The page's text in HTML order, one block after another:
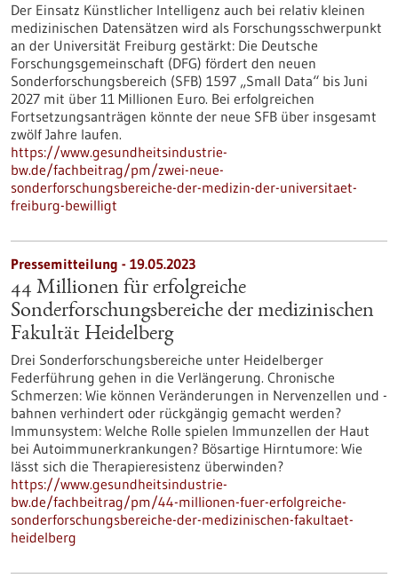
Der Einsatz Künstlicher Intelligenz auch bei relativ kleinen
medizinischen Datensätzen wird als Forschungsschwerpunkt
an der Universität Freiburg gestärkt: Die Deutsche
Forschungsgemeinschaft (DFG) fördert den neuen
Sonderforschungsbereich (SFB) 1597 „Small Data“ bis Juni
2027 mit über 11 Millionen Euro. Bei erfolgreichen
Fortsetzungsanträgen könnte der neue SFB über insgesamt
zwölf Jahre laufen.
https://www.gesundheitsindustrie-
bw.de/fachbeitrag/pm/zwei-neue-
sonderforschungsbereiche-der-medizin-der-universitaet-
freiburg-bewilligt
Pressemitteilung - 19.05.2023
44 Millionen für erfolgreiche
Sonderforschungsbereiche der medizinischen
Fakultät Heidelberg
Drei Sonderforschungsbereiche unter Heidelberger
Federführung gehen in die Verlängerung. Chronische
Schmerzen: Wie können Veränderungen in Nervenzellen und -
bahnen verhindert oder rückgängig gemacht werden?
Immunsystem: Welche Rolle spielen Immunzellen der Haut
bei Autoimmunerkrankungen? Bösartige Hirntumore: Wie
lässt sich die Therapieresistenz überwinden?
https://www.gesundheitsindustrie-
bw.de/fachbeitrag/pm/44-millionen-fuer-erfolgreiche-
sonderforschungsbereiche-der-medizinischen-fakultaet-
heidelberg